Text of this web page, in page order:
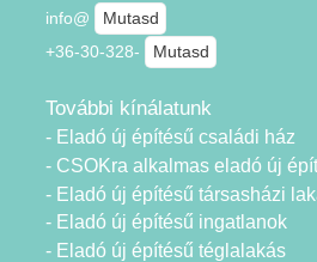
info@
Mutasd
+36-30-328-
Mutasd
További kínálatunk
- Eladó új építésű családi ház
- CSOKra alkalmas eladó új
- Eladó új építésű társasházi
- Eladó új építésű ingatlanok
- Eladó új építésű téglalakás